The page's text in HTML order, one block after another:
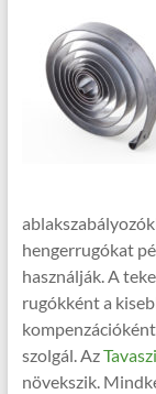
hengerrugókat
használják. A
rugókként a
szolgál. Az
növekszik.